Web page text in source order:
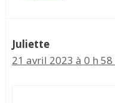
Juliette
21 avril 2023 à 0 h